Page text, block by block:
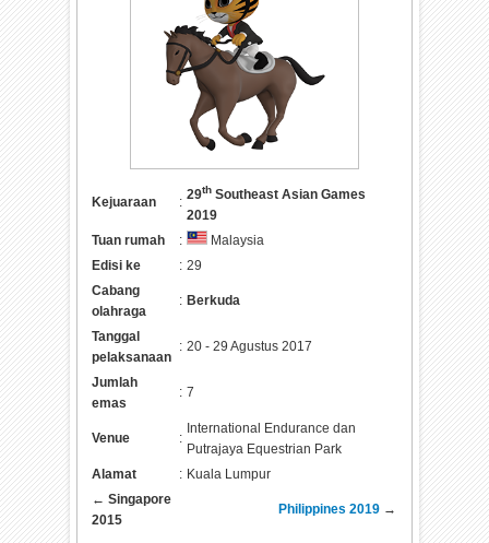
Kejuaraan : 29th Southeast Asian Games
2019
Tuan rumah
:
Malaysia
Edisi ke
: 29
Cabang
olahraga
: Berkuda
Tanggal
pelaksanaan
: 20 - 29 Agustus 2017
Jumlah
emas
: 7
Venue :
International Endurance dan
Putrajaya Equestrian Park
Alamat
: Kuala Lumpur
← Singapore
2015
Philippines 2019 →